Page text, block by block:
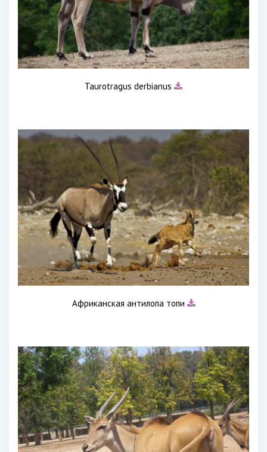
Taurotragus derbianus
Африканская антилопа топи